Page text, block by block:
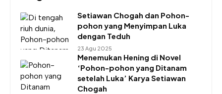
Setiawan Chogah dan Pohon-
pohon yang Menyimpan Luka
dengan Teduh
23 Agu 2025
Menemukan Hening di Novel
‘Pohon-pohon yang Ditanam
setelah Luka’ Karya Setiawan
Chogah